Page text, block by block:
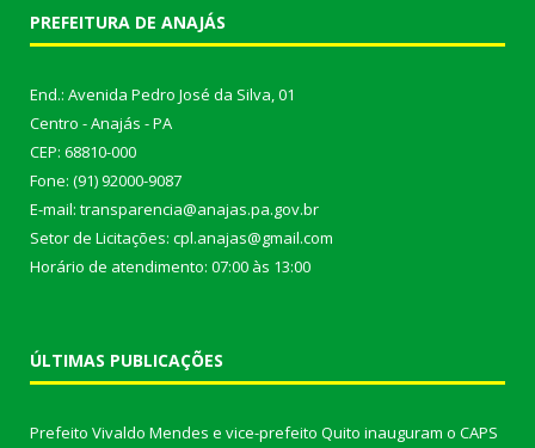
PREFEITURA DE ANAJÁS
End.: Avenida Pedro José da Silva, 01
Centro - Anajás - PA
CEP: 68810-000
Fone: (91) 92000-9087
E-mail: transparencia@anajas.pa.gov.br
Setor de Licitações: cpl.anajas@gmail.com
Horário de atendimento: 07:00 às 13:00
ÚLTIMAS PUBLICAÇÕES
Prefeito Vivaldo Mendes e vice-prefeito Quito inauguram o CAPS